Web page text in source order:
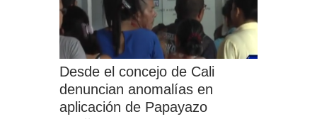
Desde el concejo de Cali
denuncian anomalías en
aplicación de Papayazo